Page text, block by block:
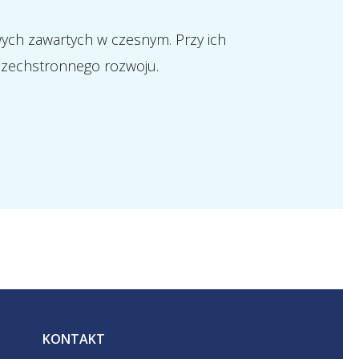
zawartych w czesnym. Przy ich
rozwoju.
KONTAKT